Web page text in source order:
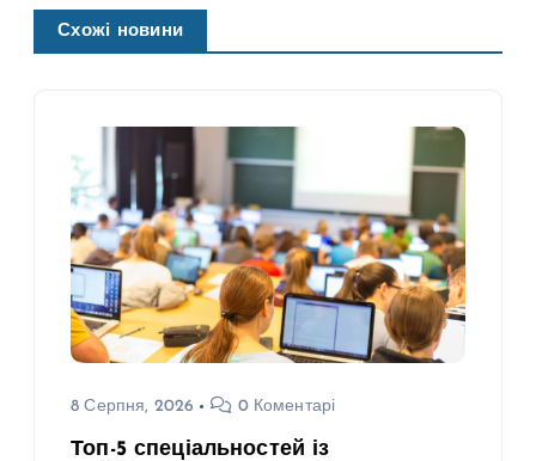
Схожі новини
8 Серпня, 2026 0 Коментарі
Топ-5 спеціальностей із